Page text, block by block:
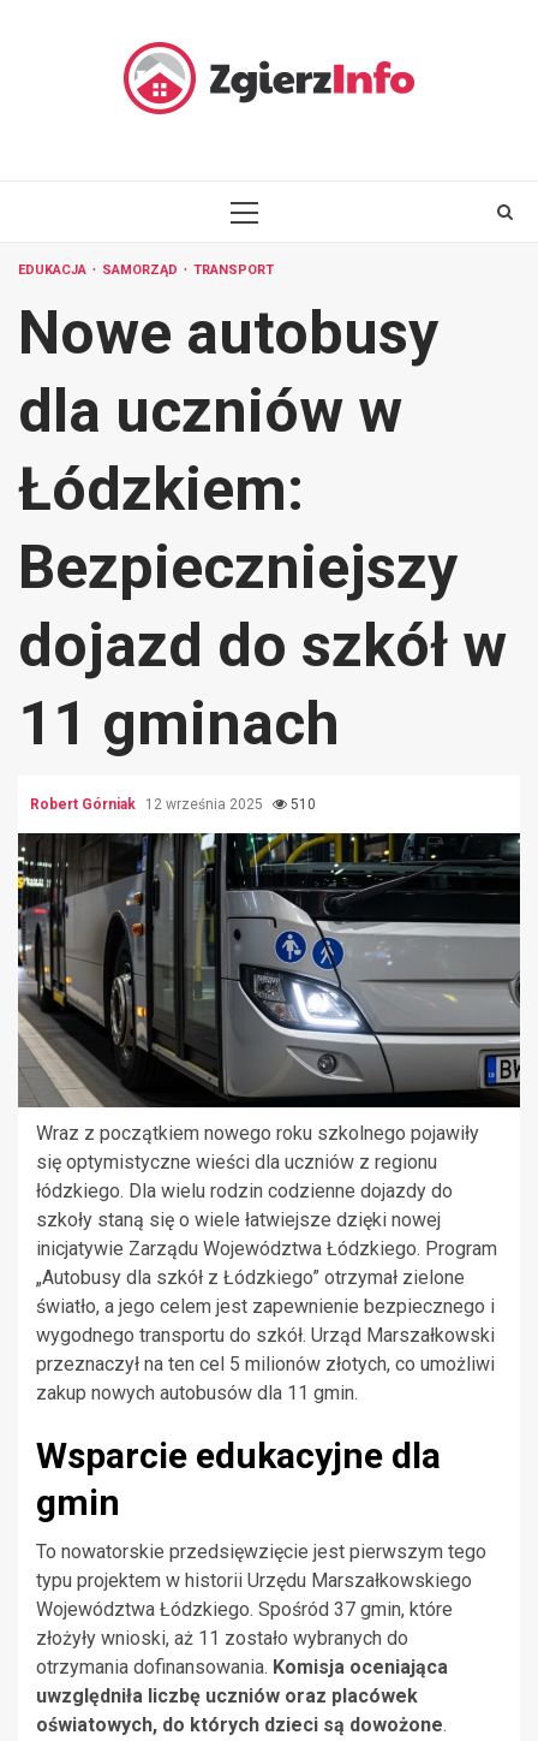
PRIMARY
EDUKACJA SAMORZĄD TRANSPORT
Nowe autobusy
dla uczniów w
Łódzkiem:
Bezpieczniejszy
dojazd do szkół w
11 gminach
Robert Górniak 12 września 2025 510
Wraz z początkiem nowego roku szkolnego pojawiły
się optymistyczne wieści dla uczniów z regionu
łódzkiego. Dla wielu rodzin codzienne dojazdy do
szkoły staną się o wiele łatwiejsze dzięki nowej
inicjatywie Zarządu Województwa Łódzkiego. Program
„Autobusy dla szkół z Łódzkiego” otrzymał zielone
światło, a jego celem jest zapewnienie bezpiecznego i
wygodnego transportu do szkół. Urząd Marszałkowski
przeznaczył na ten cel 5 milionów złotych, co umożliwi
zakup nowych autobusów dla 11 gmin.
Wsparcie edukacyjne dla
gmin
To nowatorskie przedsięwzięcie jest pierwszym tego
typu projektem w historii Urzędu Marszałkowskiego
Województwa Łódzkiego. Spośród 37 gmin, które
złożyły wnioski, aż 11 zostało wybranych do
otrzymania dofinansowania. Komisja oceniająca
uwzględniła liczbę uczniów oraz placówek
oświatowych, do których dzieci są dowożone.